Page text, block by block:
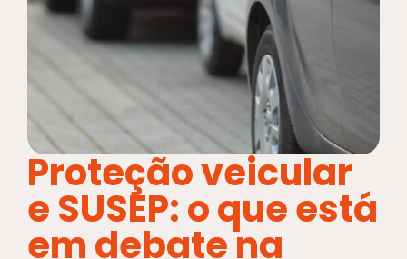
Proteção veicular
e SUSEP: o que está
em debate na